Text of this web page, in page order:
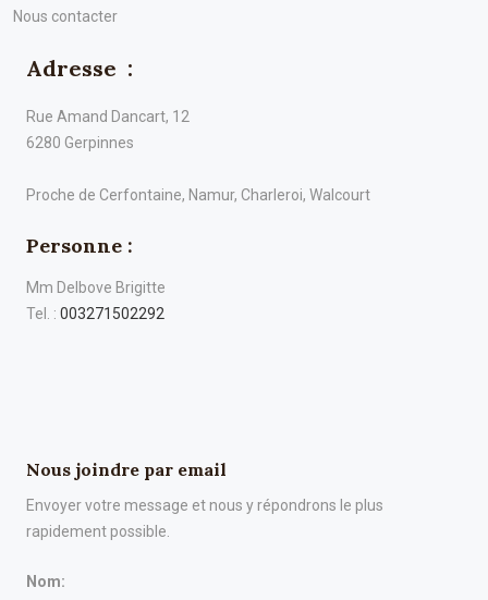
Nous contacter
Adresse :
Rue Amand Dancart, 12
6280 Gerpinnes
Proche de Cerfontaine, Namur, Charleroi, Walcourt
Personne :
Mm Delbove Brigitte
Tel. : 003271502292
Nous joindre par email
Envoyer votre message et nous y répondrons le plus
rapidement possible.
Nom: